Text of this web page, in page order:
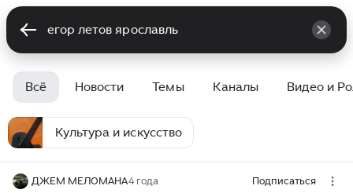
Всё Новости Темы Каналы Видео и
Культура и искусство
ДЖЕМ МЕЛОМАНА4 года Подписаться